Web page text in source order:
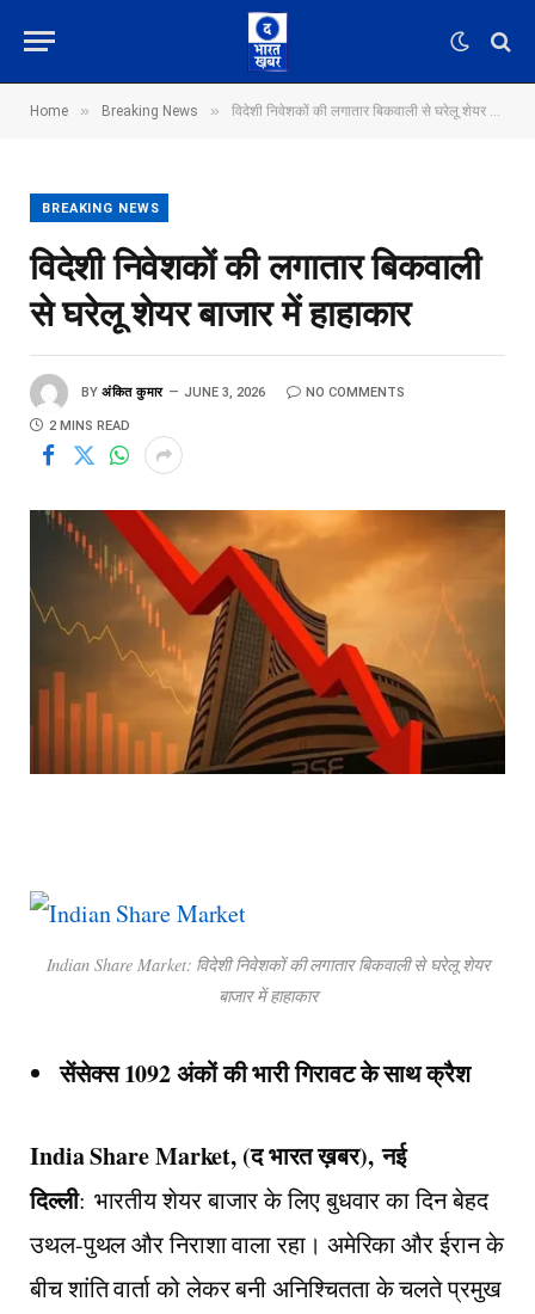
Home » Breaking News » विदेशी निवेशकों की लगातार बिकवाली से घरेलू शेयर बाजार में हाहाकार
BREAKING NEWS
विदेशी निवेशकों की लगातार बिकवाली
से घरेलू शेयर बाजार में हाहाकार
BY अंकित कुमार JUNE 3, 2026 NO COMMENTS
2 MINS READ
Indian Share Market: विदेशी निवेशकों की लगातार बिकवाली से घरेलू शेयर
बाजार में हाहाकार
सेंसेक्स 1092 अंकों की भारी गिरावट के साथ क्रैश
India Share Market, (द भारत ख़बर), नई
दिल्ली: भारतीय शेयर बाजार के लिए बुधवार का दिन बेहद
उथल-पुथल और निराशा वाला रहा। अमेरिका और ईरान के
बीच शांति वार्ता को लेकर बनी अनिश्चितता के चलते प्रमुख